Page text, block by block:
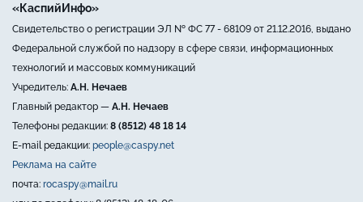
«КаспийИнфо»
Свидетельство о регистрации ЭЛ № ФС 77 - 68109 от 21.12.2016, выдано
Федеральной службой по надзору в сфере связи, информационных
технологий и массовых коммуникаций
Учредитель: А.Н. Нечаев
Главный редактор — А.Н. Нечаев
Телефоны редакции: 8 (8512) 48 18 14
E-mail редакции: people@caspy.net
Реклама на сайте
почта: rocaspy@mail.ru